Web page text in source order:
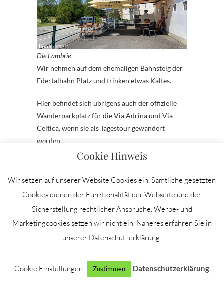
Die Lambrie
Wir nehmen auf dem ehemaligen Bahnsteig der
Edertalbahn Platz und trinken etwas Kaltes.
Hier befindet sich übrigens auch der offizielle
Wanderparkplatz für die Via Adrina und Via
Celtica, wenn sie als Tagestour gewandert
werden.
fort, passieren die Eder und durchschreiten das
der Ferne erkennen wir weiter oben bereits eine
Aussichtsplattform am Berg.
umrunden und einen kleinen Bach queren. Für
die Hunde eine willkommene Erfrischung.
Cookie Hinweis
Wir setzen auf unserer Website Cookies ein. Sämtliche gesetzten
Cookies dienen der Funktionalität der Webseite und der
Sicherstellung rechtlicher Ansprüche. Werbe- und
Marketingcookies setzen wir nicht ein. Näheres erfahren Sie in
unserer Datenschutzerklärung.
Cookie Einstellungen Zustimmen Datenschutzerklärung